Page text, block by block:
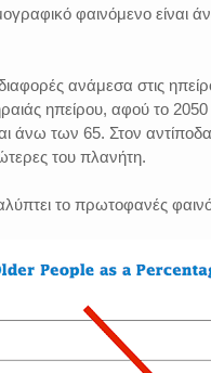
φαινόμενο είναι
ανάμεσα στις
ηπείρου, αφού το
άνω των 65. Στον
του πλανήτη.
το πρωτοφανές